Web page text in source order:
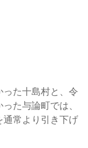
た十島村と、令
た与論町では、
通常より引き下げ